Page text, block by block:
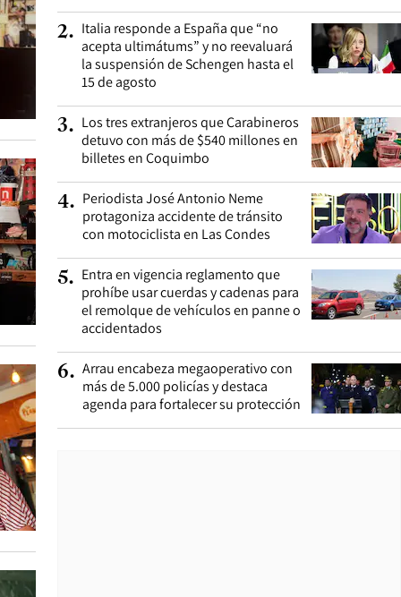
2. Italia responde a España que “no
acepta ultimátums” y no reevaluará
la suspensión de Schengen hasta el
15 de agosto
3. Los tres extranjeros que Carabineros
detuvo con más de $540 millones en
billetes en Coquimbo
4. Periodista José Antonio Neme
protagoniza accidente de tránsito
con motociclista en Las Condes
5. Entra en vigencia reglamento que
prohíbe usar cuerdas y cadenas para
el remolque de vehículos en panne o
accidentados
6. Arrau encabeza megaoperativo con
más de 5.000 policías y destaca
agenda para fortalecer su protección